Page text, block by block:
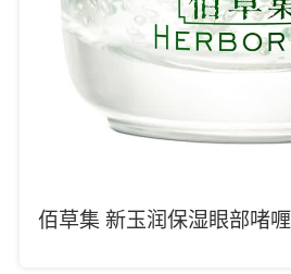
佰草集 新玉润保湿眼部啫喱